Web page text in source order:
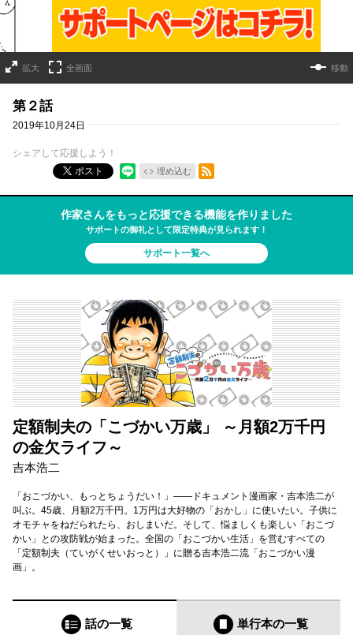
拡大 全画面 移動
第２話
2019年10月24日
シェアして応援しよう！
ポスト
埋め込む
RSSフィード
作家さんをもっと応援できる機能を作りました
サポートの御礼として限定特典が見られます！
サポート一覧へ
定額制夫の「こづかい万歳」 ～月額2万千円
の金欠ライフ～
吉本浩二
「おこづかい、もっとちょうだい！」――ドキュメント漫画家・吉本浩二が
叫ぶ。45歳、月額2万千円。1万円は大好物の「おかし」に使いたい。子供に
オモチャをねだられたら、おしまいだ。そして、悩ましくも楽しい「おこづ
かい」との攻防戦が始まった。全国の「おこづかい生活」を営むすべての
「定額制夫（ていがくせいおっと）」に贈る吉本浩二流「おこづかい漫
画」。
話の一覧 単行本の一覧